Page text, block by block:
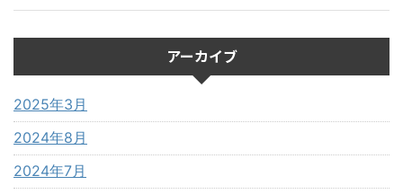
アーカイブ
2025年3月
2024年8月
2024年7月